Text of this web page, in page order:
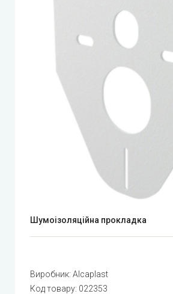
Шумоізоляційна прокладка
Виробник: Alcaplast
Код товару: 022353